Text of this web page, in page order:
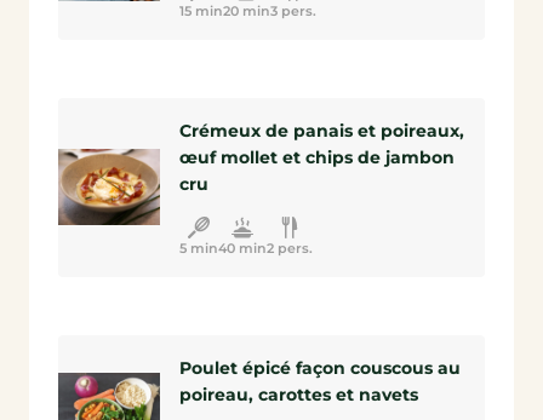
15 min20 min3 pers.
Crémeux de panais et poireaux,
œuf mollet et chips de jambon
cru
5 min40 min2 pers.
Poulet épicé façon couscous au
poireau, carottes et navets